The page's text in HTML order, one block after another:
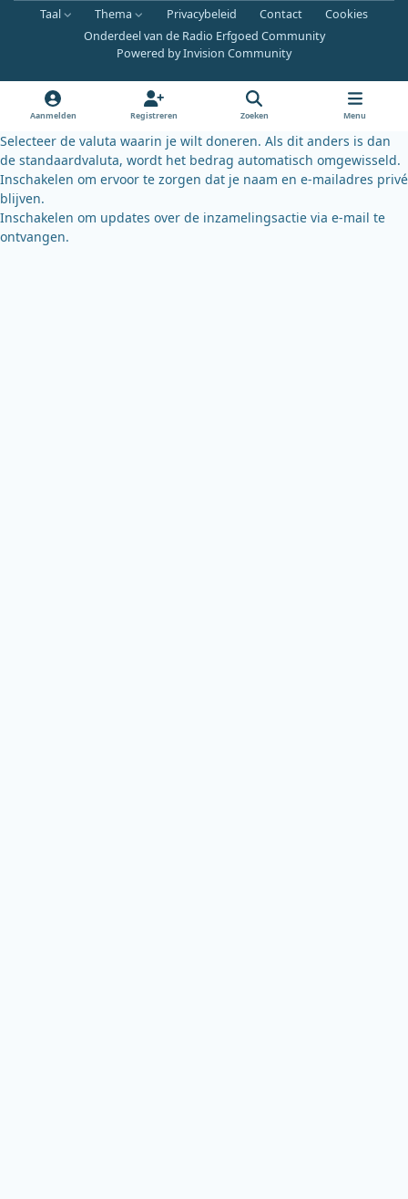
c
e
o
u
b
u
k
y
Taal Thema Privacybeleid Contact
Cookies
Onderdeel van de Radio Erfgoed Community
Powered byInvision Community
Aanmelden Registreren Zoeken Menu
Selecteer de valuta waarin je wilt doneren. Als dit anders is dan
de standaardvaluta, wordt het bedrag automatisch omgewisseld.
Inschakelen om ervoor te zorgen dat je naam en e-mailadres privé
blijven.
Inschakelen om updates over de inzamelingsactie via e-mail te
ontvangen.